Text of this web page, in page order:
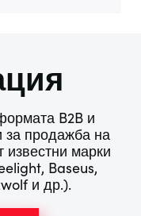
B2B и
за продажба на
известни марки
Baseus,
и др.).